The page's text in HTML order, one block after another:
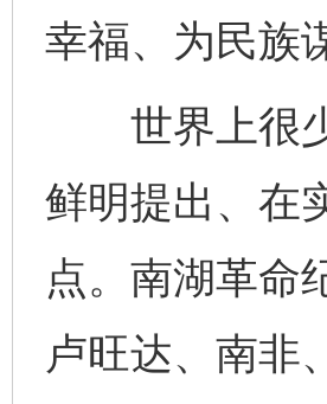
幸福、为民族
世界上很少
鲜明提出、在
点。南湖革命
卢旺达、南非